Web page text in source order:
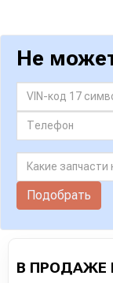
Не
Подобрать
В ПРОДАЖЕ